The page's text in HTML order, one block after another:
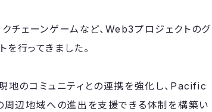
ェーンゲームなど、Web3プロジェクトのグ
行ってきました。
地のコミュニティとの連携を強化し、Pacific
辺地域への進出を支援できる体制を構築い